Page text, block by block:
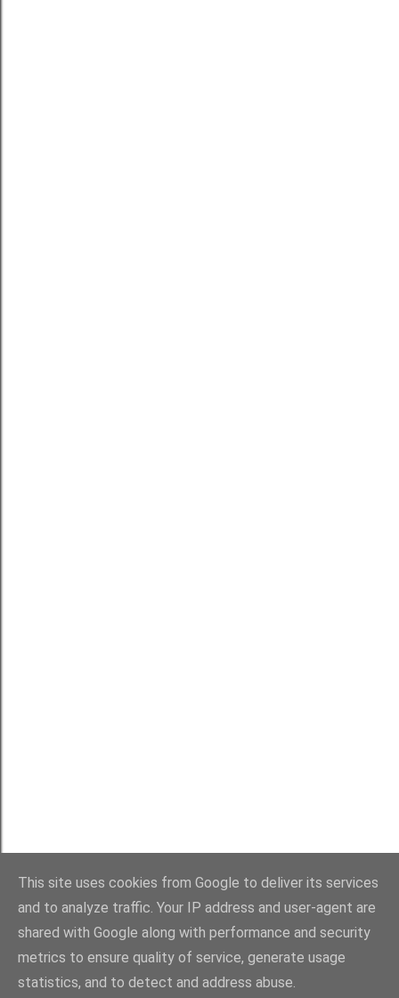
Obsługiwane przez usługę Blogger
Wszystkie teksty należą do Mai Kupiszewskiej, autorki bloga Maki w Giverny.
This site uses cookies from Google to deliver its services
and to analyze traffic. Your IP address and user-agent are
shared with Google along with performance and security
metrics to ensure quality of service, generate usage
statistics, and to detect and address abuse.